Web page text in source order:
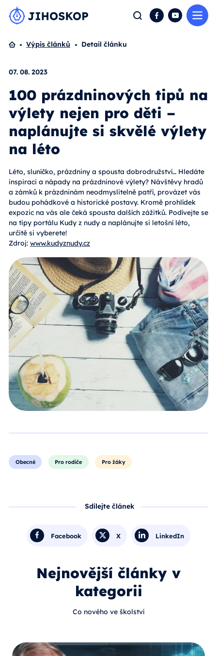
Hledat FacebookYouTube
Domů
Výpis článků Detail článku
07. 08. 2023
100 prázdninových tipů na
výlety nejen pro děti –
naplánujte si skvělé výlety
na léto
Léto, sluníčko, prázdniny a spousta dobrodružství… Hledáte
inspiraci a nápady na prázdninové výlety? Návštěvy hradů
a zámků k prázdninám neodmyslitelně patří, provázet vás
budou pohádkové a historické postavy. Kromě prohlídek
expozic na vás ale čeká spousta dalších zážitků. Podívejte se
na tipy portálu Kudy z nudy a naplánujte si letošní léto,
určitě si vyberete!
Zdroj: www.kudyznudy.cz
Obecné Pro rodiče Pro žáky
Sdílejte článek
Facebook X LinkedIn
Nejnovější články v
kategorii
Co nového ve školství